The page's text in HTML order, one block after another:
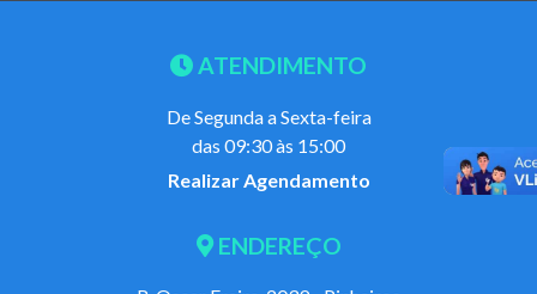
ATENDIMENTO
De Segunda a Sexta-feira
das 09:30 às 15:00
Realizar Agendamento
ENDEREÇO